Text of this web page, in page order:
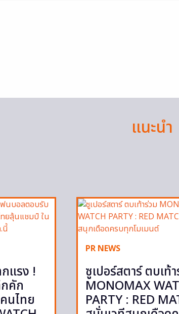
แนะนำ
แรง !
คัก
นไทย
PR NEWS
ซูเปอร์สตาร์ ตบเท้
MONOMAX
PARTY : RED